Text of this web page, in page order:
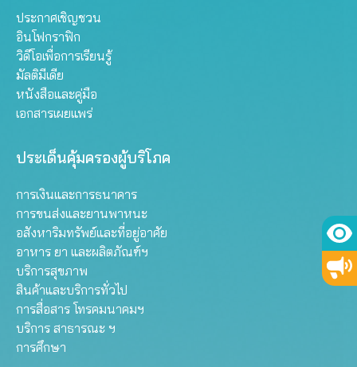
ประกาศเชิญชวน
อินโฟกราฟิก
วิดีโอเพื่อการเรียนรู้
มัลติมีเดีย
หนังสือและคู่มือ
เอกสารเผยแพร่
ประเด็นคุ้มครองผู้บริโภค
การเงินและการธนาคาร
การขนส่งและยานพาหนะ
อสังหาริมทรัพย์และที่อยู่อาศัย
อาหาร ยา และผลิตภัณฑ์ฯ
บริการสุขภาพ
สินค้าและบริการทั่วไป
การสื่อสาร โทรคมนาคมฯ
บริการ สาธารณะ ฯ
การศึกษา